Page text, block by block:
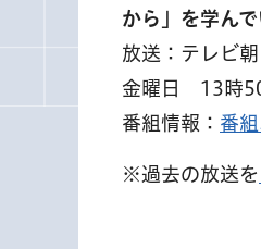
から」を学んで
放送：テレビ朝
金曜日 13時
番組情報： 番
※過去の放送を